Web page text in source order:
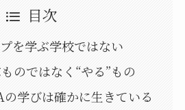
目次
を学ぶ学校ではない
のではなく“やる”もの
学びは確かに生きている